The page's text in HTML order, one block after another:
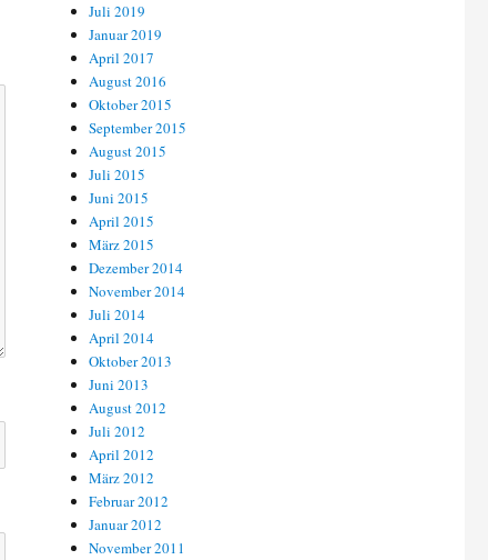
Juli 2019
Januar 2019
April 2017
August 2016
Oktober 2015
September 2015
August 2015
Juli 2015
Juni 2015
April 2015
März 2015
Dezember 2014
November 2014
Juli 2014
April 2014
Oktober 2013
Juni 2013
August 2012
Juli 2012
April 2012
März 2012
Februar 2012
Januar 2012
November 2011